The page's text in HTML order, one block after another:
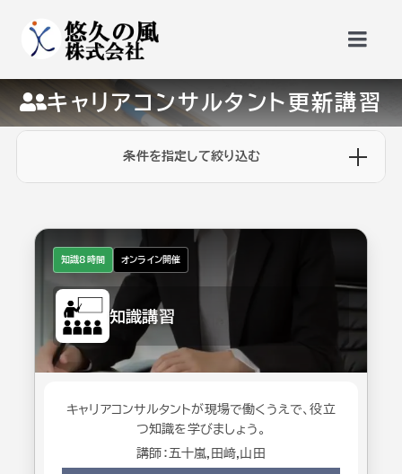
content
トップページ
勉強会・公開セミナー
サービス
悠久の風会員
お知らせ＆コラム
会社概要
キャリアコンサルタント更新講習
条件を指定して絞り込む
知識8時間 オンライン開催
知識講習
キャリアコンサルタントが現場で働くうえで、役立
つ知識を学びましょう。
講師：五十嵐,田﨑,山田